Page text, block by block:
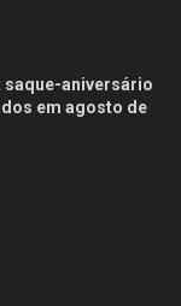
saque-aniversário
em agosto de